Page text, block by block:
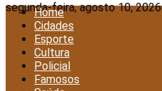
segunda-feira, agosto 10, 2026
Home
Cidades
Esporte
Cultura
Policial
Famosos